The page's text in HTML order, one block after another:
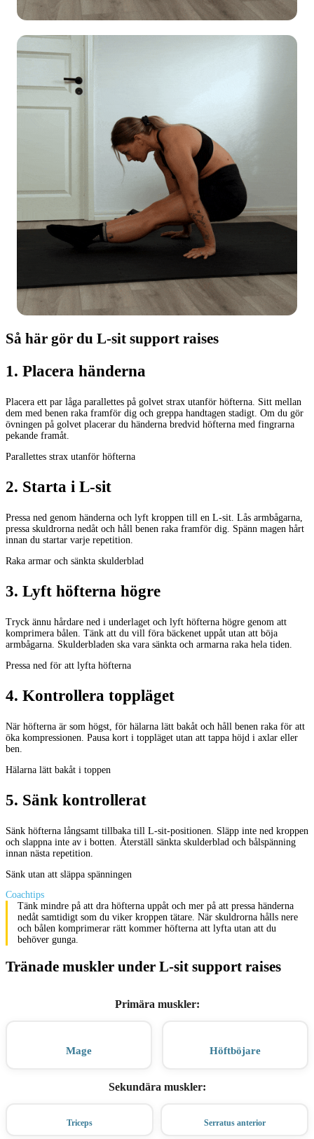
Så här gör du L-sit support raises
1. Placera händerna
Placera ett par låga parallettes på golvet strax utanför höfterna. Sitt mellan
dem med benen raka framför dig och greppa handtagen stadigt. Om du gör
övningen på golvet placerar du händerna bredvid höfterna med fingrarna
pekande framåt.
Parallettes strax utanför höfterna
2. Starta i L-sit
Pressa ned genom händerna och lyft kroppen till en L-sit. Lås armbågarna,
pressa skuldrorna nedåt och håll benen raka framför dig. Spänn magen hårt
innan du startar varje repetition.
Raka armar och sänkta skulderblad
3. Lyft höfterna högre
Tryck ännu hårdare ned i underlaget och lyft höfterna högre genom att
komprimera bålen. Tänk att du vill föra bäckenet uppåt utan att böja
armbågarna. Skulderbladen ska vara sänkta och armarna raka hela tiden.
Pressa ned för att lyfta höfterna
4. Kontrollera toppläget
När höfterna är som högst, för hälarna lätt bakåt och håll benen raka för att
öka kompressionen. Pausa kort i toppläget utan att tappa höjd i axlar eller
ben.
Hälarna lätt bakåt i toppen
5. Sänk kontrollerat
Sänk höfterna långsamt tillbaka till L-sit-positionen. Släpp inte ned kroppen
och slappna inte av i botten. Återställ sänkta skulderblad och bålspänning
innan nästa repetition.
Sänk utan att släppa spänningen
Coachtips
Tänk mindre på att dra höfterna uppåt och mer på att pressa händerna
nedåt samtidigt som du viker kroppen tätare. När skuldrorna hålls nere
och bålen komprimerar rätt kommer höfterna att lyfta utan att du
behöver gunga.
Tränade muskler under L-sit support raises
Primära muskler:
Mage Höftböjare
Sekundära muskler:
Triceps Serratus anterior